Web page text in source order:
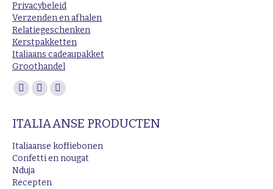
Privacybeleid
Verzenden en afhalen
Relatiegeschenken
Kerstpakketten
Italiaans cadeaupakket
Groothandel
Vind ons op:
Facebook
opens
in
new
window
Instagram
opens
in
new
Mail
opens
in
new
ITALIAANSE PRODUCTEN
Italiaanse koffiebonen
Confetti en nougat
Nduja
Recepten